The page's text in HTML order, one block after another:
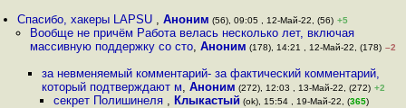
Спасибо, хакеры LAPSU ,Аноним (56), 09:05 , 12-Май-22, (56) +5
Вообще не причём Работа велась несколько лет, включая
массивную поддержку со сто, Аноним (178), 14:21 , 12-Май-22, (178) –2
за невменяемый комментарий- за фактический комментарий,
который подтверждают м, Аноним (272), 12:03 , 13-Май-22, (272) +2
секрет Полишинеля , Клыкастый (ok), 15:54 , 19-Май-22, (365)